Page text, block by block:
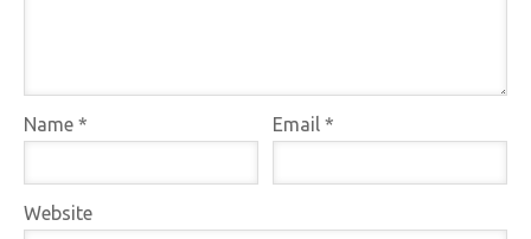
Name * Email*
Website